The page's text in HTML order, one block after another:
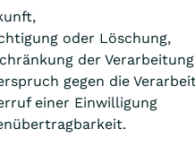
oder Löschung,
der
gegen die
einer Einwilligung